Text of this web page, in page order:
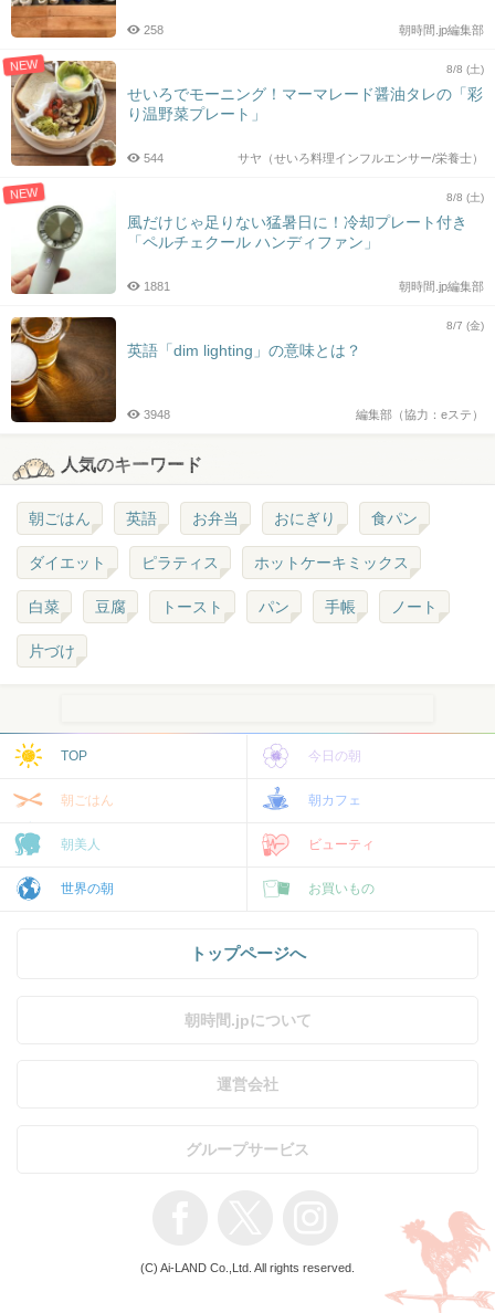
朝時間.jp編集部
258
NEW 8/8 (土)
せいろでモーニング！マーマレード醤油タレの「彩
り温野菜プレート」
サヤ（せいろ料理インフルエンサー/栄養士）
544
NEW 8/8 (土)
風だけじゃ足りない猛暑日に！冷却プレート付き
「ペルチェクール ハンディファン」
朝時間.jp編集部
1881
8/7 (金)
英語「dim lighting」の意味とは？
編集部（協力：eステ）
3948
人気のキーワード
朝ごはん 英語 お弁当 おにぎり 食パン
ダイエット ピラティス ホットケーキミックス
白菜 豆腐 トースト パン 手帳 ノート
片づけ
TOP 今日の朝
朝ごはん 朝カフェ
朝美人 ビューティ
世界の朝 お買いもの
トップページへ
朝時間.jpについて
運営会社
グループサービス
(C) Ai-LAND Co.,Ltd. All rights reserved.